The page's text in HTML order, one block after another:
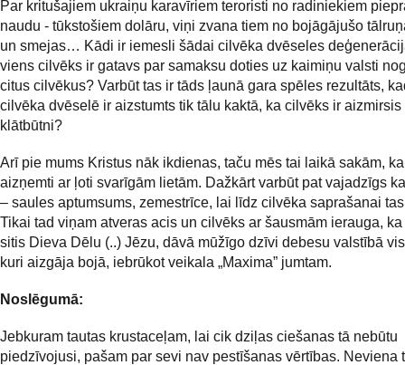
Par kritušajiem ukraiņu karavīriem teroristi no radiniekiem
naudu - tūkstošiem dolāru, viņi zvana tiem no bojāgājušo
un smejas… Kādi ir iemesli šādai cilvēka dvēseles
viens cilvēks ir gatavs par samaksu doties uz kaimiņu valsti
citus cilvēkus? Varbūt tas ir tāds ļaunā gara spēles rezultāts,
cilvēka dvēselē ir aizstumts tik tālu kaktā, ka cilvēks ir
klātbūtni?
Arī pie mums Kristus nāk ikdienas, taču mēs tai laikā sakām,
aizņemti ar ļoti svarīgām lietām. Dažkārt varbūt pat vajadzīgs
– saules aptumsums, zemestrīce, lai līdz cilvēka saprašanai
Tikai tad viņam atveras acis un cilvēks ar šausmām ierauga,
sitis Dieva Dēlu (..) Jēzu, dāvā mūžīgo dzīvi debesu valstībā
kuri aizgāja bojā, iebrūkot veikala „Maxima” jumtam.
Noslēgumā:
Jebkuram tautas krustaceļam, lai cik dziļas ciešanas tā nebūtu
piedzīvojusi, pašam par sevi nav pestīšanas vērtības. Neviena